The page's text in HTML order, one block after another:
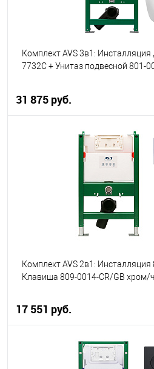
Комплект AVS 3в1:
7732C + Унитаз подвесной 801-
31 875 руб.
В
Комплект AVS 2в1:
Клавиша 809-0014-CR/GB хром/
17 551 руб.
В